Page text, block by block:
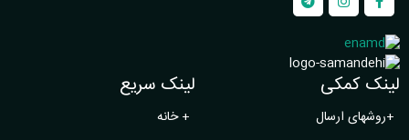
لینک کمکی
+روشهای ارسال
لینک سریع
+خانه